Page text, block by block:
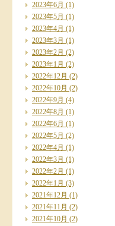
2023年6月 (1)
2023年5月 (1)
2023年4月 (1)
2023年3月 (1)
2023年2月 (2)
2023年1月 (2)
2022年12月 (2)
2022年10月 (2)
2022年9月 (4)
2022年8月 (1)
2022年6月 (1)
2022年5月 (2)
2022年4月 (1)
2022年3月 (1)
2022年2月 (1)
2022年1月 (3)
2021年12月 (1)
2021年11月 (2)
2021年10月 (2)